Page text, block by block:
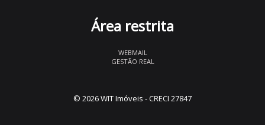
Área restrita
WEBMAIL
GESTÃO REAL
© 2026 WIT Imóveis - CRECI 27847